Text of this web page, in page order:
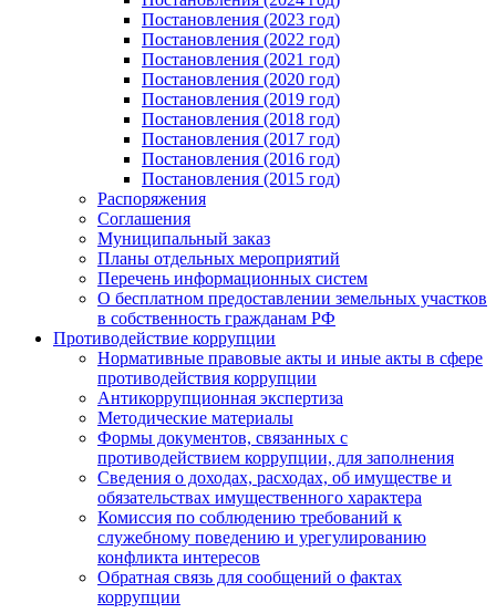
Постановления (2023 год)
Постановления (2022 год)
Постановления (2021 год)
Постановления (2020 год)
Постановления (2019 год)
Постановления (2018 год)
Постановления (2017 год)
Постановления (2016 год)
Постановления (2015 год)
Распоряжения
Соглашения
Муниципальный заказ
Планы отдельных мероприятий
Перечень информационных систем
О бесплатном предоставлении земельных участков
в собственность гражданам РФ
Противодействие коррупции
Нормативные правовые акты и иные акты в сфере
противодействия коррупции
Антикоррупционная экспертиза
Методические материалы
Формы документов, связанных с
противодействием коррупции, для заполнения
Сведения о доходах, расходах, об имуществе и
обязательствах имущественного характера
Комиссия по соблюдению требований к
служебному поведению и урегулированию
конфликта интересов
Обратная связь для сообщений о фактах
коррупции